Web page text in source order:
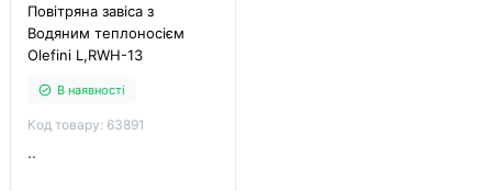
Повітряна завіса з
Водяним теплоносієм
Olefini L,RWH-13
В наявності
Код товару: 63891
..